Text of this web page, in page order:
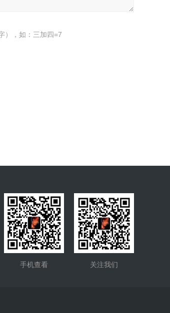
），如：三加四=7
关注我们
手机查看